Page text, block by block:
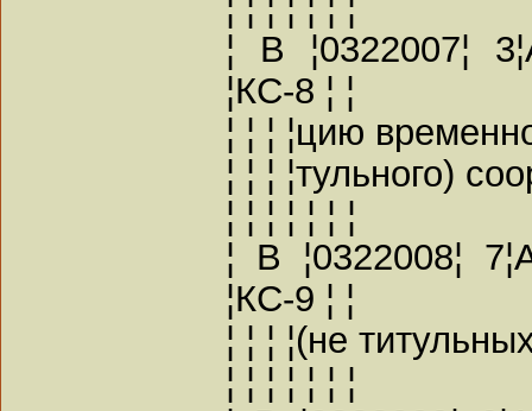
¦ В ¦0322007¦
¦КС-8 ¦ ¦
¦ ¦ ¦ ¦цию
¦ ¦ ¦ ¦тульного)
¦ ¦ ¦ ¦ ¦ ¦ ¦
¦ В ¦0322008¦
¦КС-9 ¦ ¦
¦ ¦ ¦ ¦(не
¦ ¦ ¦ ¦ ¦ ¦ ¦